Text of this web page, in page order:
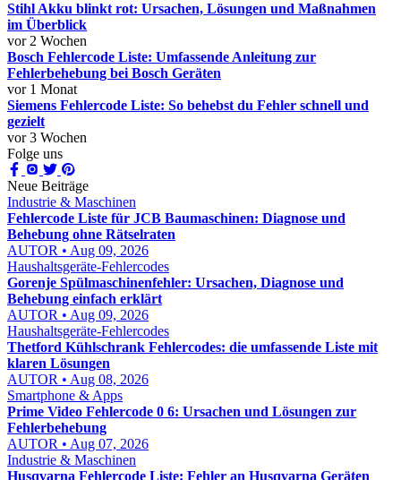
Stihl Akku blinkt rot: Ursachen, Lösungen und Maßnahmen
im Überblick
vor 2 Wochen
Bosch Fehlercode Liste: Umfassende Anleitung zur
Fehlerbehebung bei Bosch Geräten
vor 1 Monat
Siemens Fehlercode Liste: So behebst du Fehler schnell und
gezielt
vor 3 Wochen
Folge uns
Neue Beiträge
Industrie & Maschinen
Fehlercode Liste für JCB Baumaschinen: Diagnose und
Behebung ohne Rätselraten
AUTOR • Aug 09, 2026
Haushaltsgeräte-Fehlercodes
Gorenje Spülmaschinenfehler: Ursachen, Diagnose und
Behebung einfach erklärt
AUTOR • Aug 09, 2026
Haushaltsgeräte-Fehlercodes
Thetford Kühlschrank Fehlercodes: die umfassende Liste mit
klaren Lösungen
AUTOR • Aug 08, 2026
Smartphone & Apps
Prime Video Fehlercode 0 6: Ursachen und Lösungen zur
Fehlerbehebung
AUTOR • Aug 07, 2026
Industrie & Maschinen
Husqvarna Fehlercode Liste: Fehler an Husqvarna Geräten